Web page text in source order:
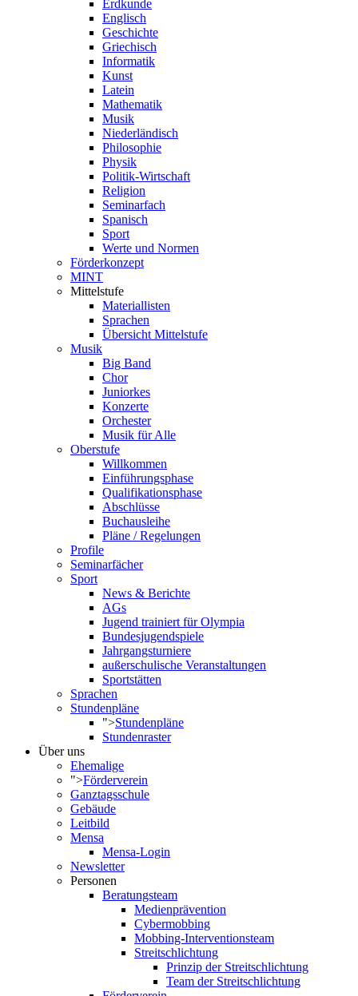
Erdkunde
Englisch
Geschichte
Griechisch
Informatik
Kunst
Latein
Mathematik
Musik
Niederländisch
Philosophie
Physik
Politik-Wirtschaft
Religion
Seminarfach
Spanisch
Sport
Werte und Normen
Förderkonzept
MINT
Mittelstufe
Materiallisten
Sprachen
Übersicht Mittelstufe
Musik
Big Band
Chor
Juniorkes
Konzerte
Orchester
Musik für Alle
Oberstufe
Willkommen
Einführungsphase
Qualifikationsphase
Abschlüsse
Buchausleihe
Pläne / Regelungen
Profile
Seminarfächer
Sport
News & Berichte
AGs
Jugend trainiert für Olympia
Bundesjugendspiele
Jahrgangsturniere
außerschulische Veranstaltungen
Sportstätten
Sprachen
Stundenpläne
">Stundenpläne
Stundenraster
Über uns
Ehemalige
">Förderverein
Ganztagsschule
Gebäude
Leitbild
Mensa
Mensa-Login
Newsletter
Personen
Beratungsteam
Medienprävention
Cybermobbing
Mobbing-Interventionsteam
Streitschlichtung
Prinzip der Streitschlichtung
Team der Streitschlichtung